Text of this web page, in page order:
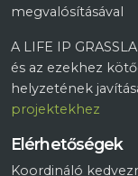
megvalósításával
A LIFE IP
és az ezekhez
helyzetének
projektekhez
Elérhetőségek
Koordináló